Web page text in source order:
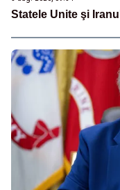
Statele Unite şi